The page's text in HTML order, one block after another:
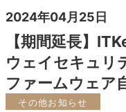
2024年04月25日
【期間延長】
ウェイセキュリ
ファームウェア
その他お知らせ